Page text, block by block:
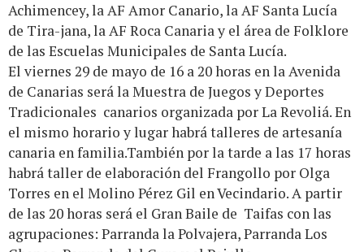
Achimencey, la AF Amor Canario, la AF Santa Lucía
de Tira-jana, la AF Roca Canaria y el área de Folklore
de las Escuelas Municipales de Santa Lucía.
El viernes 29 de mayo de 16 a 20 horas en la Avenida
de Canarias será la Muestra de Juegos y Deportes
Tradicionales canarios organizada por La Revoliá. En
el mismo horario y lugar habrá talleres de artesanía
canaria en familia.También por la tarde a las 17 horas
habrá taller de elaboración del Frangollo por Olga
Torres en el Molino Pérez Gil en Vecindario. A partir
de las 20 horas será el Gran Baile de Taifas con las
agrupaciones: Parranda la Polvajera, Parranda Los